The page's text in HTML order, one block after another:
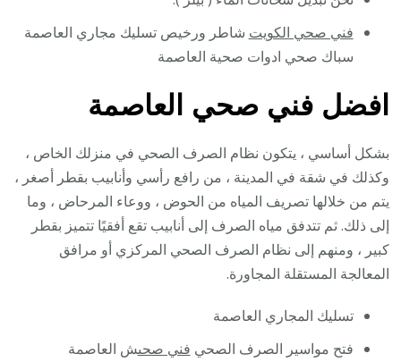
فني صحي الكويت شاطر ورخيص تسليك مجاري العاصمة
سباك صحي ادوات صحية العاصمة
افضل فني صحي العاصمة
بشكل أساسي ، يتكون نظام الصرف الصحي في منزلك الخاص ،
وكذلك في شقة في المدينة ، من رافع رأسي وأنابيب بقطر أصغر ،
يتم من خلالها تصريف المياه من الحوض ، ووعاء المرحاض ، وما
إلى ذلك. ثم تتدفق مياه الصرف إلى أنابيب تقع أفقيًا تتميز بقطر
كبير ، ومنهم إلى نظام الصرف الصحي المركزي أو مرافق
المعالجة المستقلة المجاورة.
تسليك المجاري العاصمة
فتح مواسير الصرف الصحي فني صحىش العاصمة